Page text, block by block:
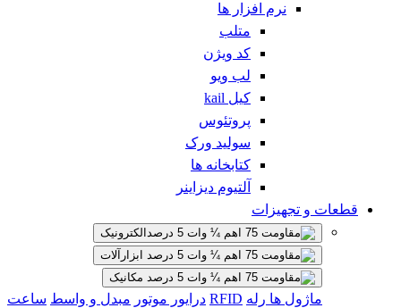
نرم افزار ها
متلب
کد ویژن
لب ویو
کیل kail
پروتئوس
سولید ورک
کتابخانه ها
آلتیوم دیزاینر
قطعات و تجهیزات
الکترونیک
ابزارآلات
مکانیک
ماژول ها رله RFID درایور موتور مبدل و واسط ساعت